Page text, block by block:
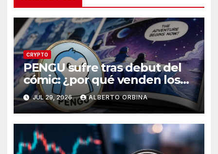
CRYPTO
PENGU sufre tras debut del
cómic: ¿por qué venden los
traders?
JUL 29, 2026 ALBERTO ORBINA